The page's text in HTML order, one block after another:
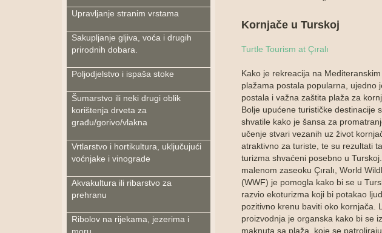
Upravljanje stranim vrstama
Sakupljanje gljiva, voća i drugih
prirodnih dobara.
Poljodjelstvo i ispaša stoke
Šumarstvo ili neki drugi oblik
korištenja drveta za
građu/gorivo/vlakna
Vrtlarstvo i hortikultura, uključujući
voćnjake i vinograde
Akvakultura ili ribarstvo za
prehranu
Ribolov na rijekama, jezerima i
Kornjače u Turskoj
Turtle Tourism at Çıralı
Kako je rekreacija na Mediteranskim
plažama postala popularna, ujedno
postala i važna zaštita plaža za
Bolje upućene turističke destinacije
shvatile kako je šansa za
učenje stvari vezanih uz život
atraktivno za turiste, te su rezultati
turizma shvaćeni posebno u
malenom zaseoku Çıralı, World
(WWF) je pomogla kako bi se u
razvio ekoturizma koji bi potakao
pozitivno krenu baviti oko kornjača.
proizvodnja je organska kako bi se
maknuta sa plaža, koje se